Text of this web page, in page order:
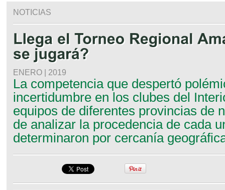
NOTICIAS
ENERO | 2019
La competencia que despertó
incertidumbre en los clubes del
equipos de diferentes provincias de
de analizar la procedencia de cada
determinaron por cercanía